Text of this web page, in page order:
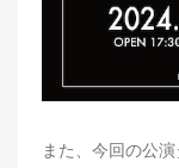
また、今回の公